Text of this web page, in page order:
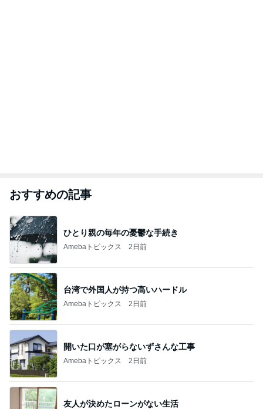
おすすめの記事
ひとり親の毎年の憂鬱な手続き
Amebaトピックス 2日前
台湾で外国人が持つ高いハードル
Amebaトピックス 2日前
開いた口が塞がらないずさんな工事
Amebaトピックス 2日前
友人が決めたローンがない生活